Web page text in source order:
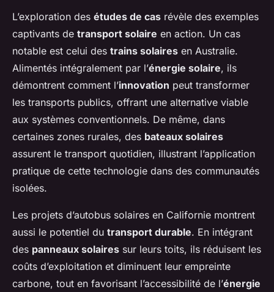
L’exploration des études de cas révèle des exemples
captivants de transport solaire en action. Un cas
notable est celui des trains solaires en Australie.
Alimentés intégralement par l’énergie solaire, ils
démontrent comment l’innovation peut transformer
les transports publics, offrant une alternative viable
aux systèmes conventionnels. De même, dans
certaines zones rurales, des bateaux solaires
assurent le transport quotidien, illustrant l’application
pratique de cette technologie dans des communautés
isolées.
Les projets d’autobus solaires en Californie montrent
aussi le potentiel du transport durable. En intégrant
des panneaux solaires sur leurs toits, ils réduisent les
coûts d’exploitation et diminuent leur empreinte
carbone, tout en favorisant l’accessibilité de l’énergie